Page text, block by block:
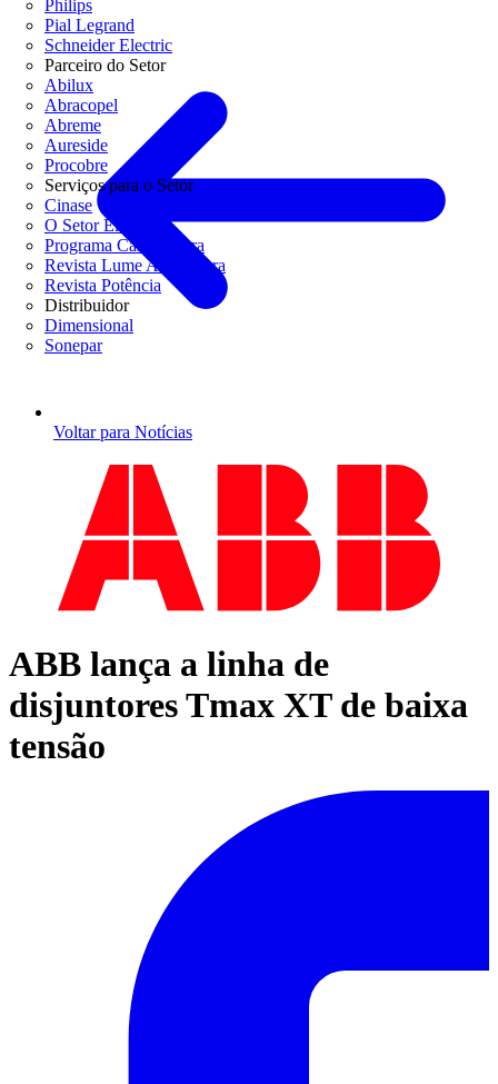
Philips
Pial Legrand
Schneider Electric
Parceiro do Setor
Abilux
Abracopel
Abreme
Aureside
Procobre
Serviços para o Setor
Cinase
O Setor Elétrico
Programa Casa Segura
Revista Lume Arquitetura
Revista Potência
Distribuidor
Dimensional
Sonepar
Voltar para Notícias
ABB lança a linha de
disjuntores Tmax XT de baixa
tensão